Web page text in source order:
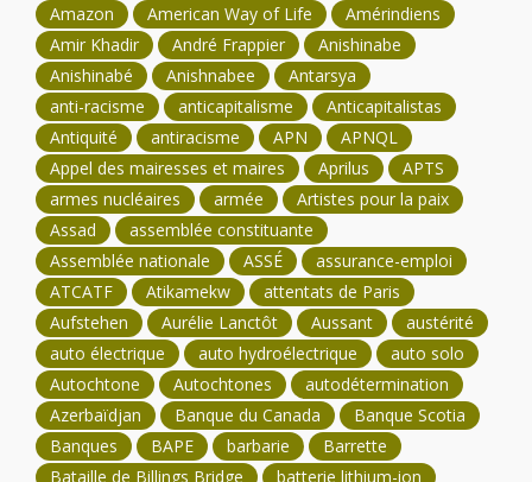
Amazon American Way of Life
Amérindiens
Amir Khadir
André Frappier
Anishinabe
Anishinabé
Anishnabee
Antarsya
anti-racisme
anticapitalisme
Anticapitalistas
Antiquité
antiracisme APN
APNQL
Appel des mairesses et maires
Aprilus
APTS
armes nucléaires
armée
Artistes pour la paix
Assad
assemblée constituante
Assemblée nationale
ASSÉ
assurance-emploi
ATCATF
Atikamekw
attentats de Paris
Aufstehen
Aurélie Lanctôt Aussant
austérité
auto électrique
auto hydroélectrique
auto solo
Autochtone
Autochtones
autodétermination
Azerbaïdjan
Banque du Canada
Banque Scotia
Banques
BAPE barbarie
Barrette
Bataille de Billings Bridge
batterie lithium-ion